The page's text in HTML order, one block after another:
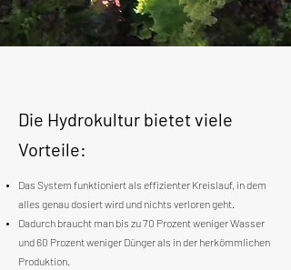
Die Hydrokultur bietet viele
Vorteile:
Das System funktioniert als effizienter Kreislauf, in dem
alles genau dosiert wird und nichts verloren geht.
Dadurch braucht man bis zu 70 Prozent weniger Wasser
und 60 Prozent weniger Dünger als in der herkömmlichen
Produktion.